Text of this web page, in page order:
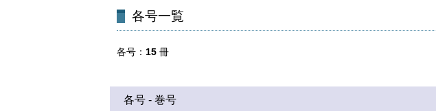
各号一覧
各号 15 冊
各号 - 巻号